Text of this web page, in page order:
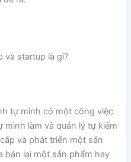
và startup là gì?
tự mình có một công việc
mình làm và quản lý tự kiếm
và phát triển một sản
bán lại một sản phẩm hay